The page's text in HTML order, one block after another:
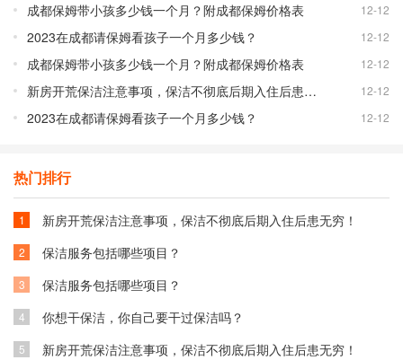
成都保姆带小孩多少钱一个月？附成都保姆价格表 12-12
2023在成都请保姆看孩子一个月多少钱？ 12-12
成都保姆带小孩多少钱一个月？附成都保姆价格表 12-12
新房开荒保洁注意事项，保洁不彻底后期入住后患无穷！ 12-12
2023在成都请保姆看孩子一个月多少钱？ 12-12
热门排行
1 新房开荒保洁注意事项，保洁不彻底后期入住后患无穷！
2 保洁服务包括哪些项目？
3 保洁服务包括哪些项目？
4 你想干保洁，你自己要干过保洁吗？
5 新房开荒保洁注意事项，保洁不彻底后期入住后患无穷！